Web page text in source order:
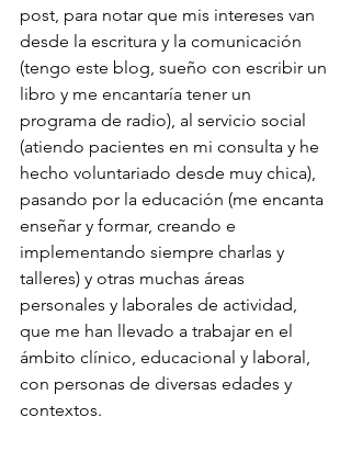
post, para notar que mis intereses van
desde la escritura y la comunicación
(tengo este blog, sueño con escribir un
libro y me encantaría tener un
programa de radio), al servicio social
(atiendo pacientes en mi consulta y he
hecho voluntariado desde muy chica),
pasando por la educación (me encanta
enseñar y formar, creando e
implementando siempre charlas y
talleres) y otras muchas áreas
personales y laborales de actividad,
que me han llevado a trabajar en el
ámbito clínico, educacional y laboral,
con personas de diversas edades y
contextos.